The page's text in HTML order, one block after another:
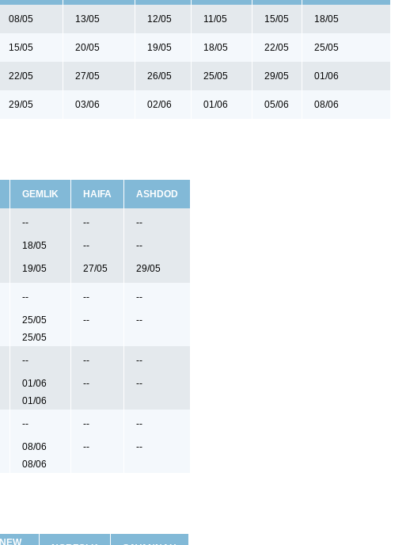
08/05 13/05 12/05 11/05 15/05 18/05
15/05 20/05 19/05 18/05 22/05 25/05
22/05 27/05 26/05 25/05 29/05 01/06
29/05 03/06 02/06 01/06 05/06 08/06
GEMLIK HAIFA ASHDOD
-- -- --
18/05 --
--
19/05 27/05 29/05
-- -- --
25/05 --
--
25/05
-- -- --
01/06 --
--
01/06
-- -- --
08/06 --
--
08/06